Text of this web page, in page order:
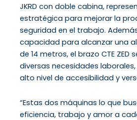
JKRD con doble cabina,
estratégica para mejorar la
seguridad en el trabajo.
capacidad para alcanzar una
de 14 metros, el brazo CTE ZED
diversas necesidades
alto nivel de accesibilidad y
“Estas dos máquinas lo que
eficiencia, trabajo y amor a